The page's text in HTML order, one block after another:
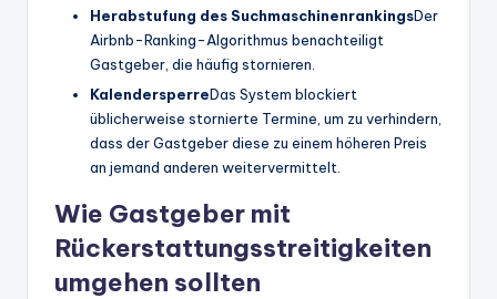
Herabstufung des SuchmaschinenrankingsDer
Airbnb-Ranking-Algorithmus benachteiligt
Gastgeber, die häufig stornieren.
KalendersperreDas System blockiert
üblicherweise stornierte Termine, um zu verhindern,
dass der Gastgeber diese zu einem höheren Preis
an jemand anderen weitervermittelt.
Wie Gastgeber mit
Rückerstattungsstreitigkeiten
umgehen sollten